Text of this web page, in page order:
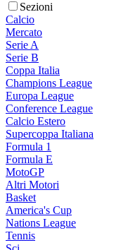
Sezioni
Calcio
Mercato
Serie A
Serie B
Coppa Italia
Champions League
Europa League
Conference League
Calcio Estero
Supercoppa Italiana
Formula 1
Formula E
MotoGP
Altri Motori
Basket
America's Cup
Nations League
Tennis